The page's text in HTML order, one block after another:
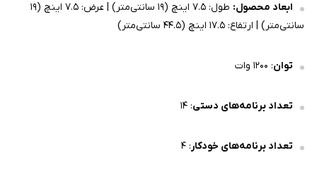
ابعاد محصول:
طول: ۷.۵ اینچ (۱۹ سانتی‌متر) | عرض: ۷.۵ اینچ (۱۹
سانتی‌متر) | ارتفاع: ۱۷.۵ اینچ (۴۴.۵ سانتی‌متر)
توان: ۱۲۰۰ وات
تعداد برنامه‌های دستی: ۱۴
تعداد برنامه‌های خودکار: ۴